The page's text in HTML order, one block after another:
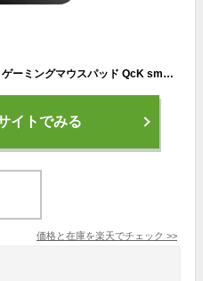
SteelSeries｜スティールシリーズ ゲーミングマウスパッド QcK small 63005[63005]
イトでみる
価格と在庫を楽天でチェック >>